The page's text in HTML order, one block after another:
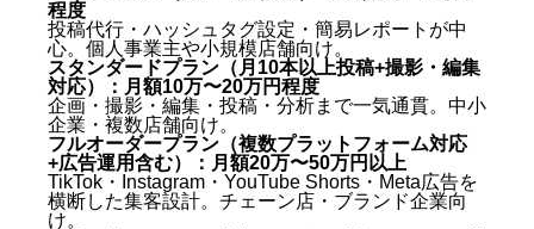
程度
投稿代行・ハッシュタグ設定・簡易レポートが中
心。個人事業主や小規模店舗向け。
スタンダードプラン（月10本以上投稿+撮影・編集
対応）：月額10万〜20万円程度
企画・撮影・編集・投稿・分析まで一気通貫。中小
企業・複数店舗向け。
フルオーダープラン（複数プラットフォーム対応
+広告運用含む）：月額20万〜50万円以上
TikTok・Instagram・YouTube Shorts・Meta広告を
横断した集客設計。チェーン店・ブランド企業向
け。
Q3. TikTokとInstagramはどちらに注力すべきです
か？
Q4. 投稿内容はすべて代行会社が考えてくれます
か？
Q5. 複数店舗を持っている場合、まとめて依頼でき
ますか？
まとめ：さいたまのSNS運用代行会社おすすめ7選